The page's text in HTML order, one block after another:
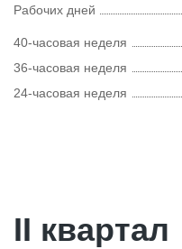
Рабочих дней
40-часовая неделя
36-часовая неделя
24-часовая неделя
II квартал